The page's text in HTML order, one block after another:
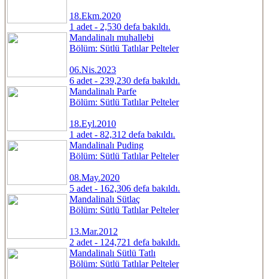
18.Ekm.2020
1 adet - 2,530 defa bakıldı.
Mandalinalı muhallebi
Bölüm: Sütlü Tatlılar Pelteler
06.Nis.2023
6 adet - 239,230 defa bakıldı.
Mandalinalı Parfe
Bölüm: Sütlü Tatlılar Pelteler
18.Eyl.2010
1 adet - 82,312 defa bakıldı.
Mandalinalı Puding
Bölüm: Sütlü Tatlılar Pelteler
08.May.2020
5 adet - 162,306 defa bakıldı.
Mandalinalı Sütlaç
Bölüm: Sütlü Tatlılar Pelteler
13.Mar.2012
2 adet - 124,721 defa bakıldı.
Mandalinalı Sütlü Tatlı
Bölüm: Sütlü Tatlılar Pelteler